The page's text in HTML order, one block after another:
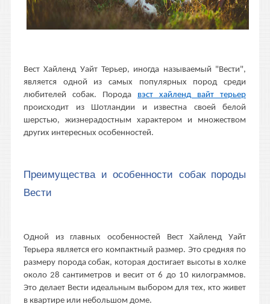
Вест Хайленд Уайт Терьер, иногда называемый "Вести",
является одной из самых популярных пород среди
любителей собак. Порода вэст хайленд вайт терьер
происходит из Шотландии и известна своей белой
шерстью, жизнерадостным характером и множеством
других интересных особенностей.
Преимущества и особенности собак породы
Вести
Одной из главных особенностей Вест Хайленд Уайт
Терьера является его компактный размер. Это средняя по
размеру порода собак, которая достигает высоты в холке
около 28 сантиметров и весит от 6 до 10 килограммов.
Это делает Вести идеальным выбором для тех, кто живет
в квартире или небольшом доме.